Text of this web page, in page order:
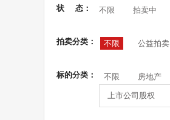
状 态： 不限 拍卖中
拍卖分类： 不限 公益拍卖
标的分类： 不限 房地产
上市公司股权